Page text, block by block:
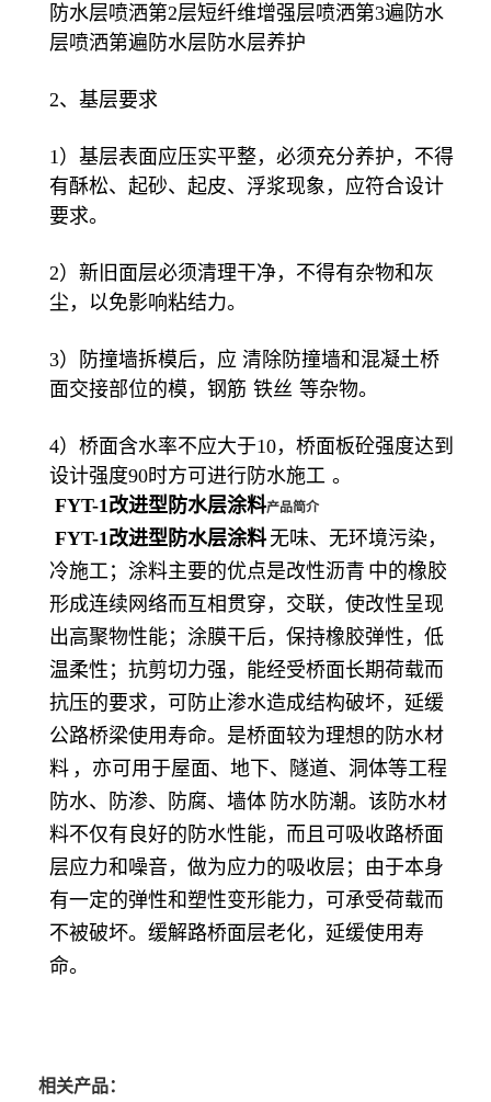
防水层喷洒第2层短纤维增强层喷洒第3遍防水
层喷洒第遍防水层防水层养护
2、基层要求
1）基层表面应压实平整，必须充分养护，不得
有酥松、起砂、起皮、浮浆现象，应符合设计
要求。
2）新旧面层必须清理干净，不得有杂物和灰
尘，以免影响粘结力。
3）防撞墙拆模后，应 清除防撞墙和混凝土桥
面交接部位的模， 钢筋 铁丝 等杂物。
4）桥面含水率不应大于10，桥面板砼强度达到
设计强度90时方可进行防水施工 。
FYT-1改进型防水层涂料产品简介
FYT-1改进型防水层涂料 无味、无环境污染，
冷施工；涂料主要的优点是改性沥青 中的橡胶
形成连续网络而互相贯穿，交联，使改性呈现
出高聚物性能；涂膜干后，保持橡胶弹性，低
温柔性；抗剪切力强，能经受桥面长期荷载而
抗压的要求，可防止渗水造成结构破坏，延缓
公路桥梁使用寿命。是桥面较为理想的 防水材
料 ，亦可用于屋面、地下、隧道、洞体等工程
防水、防渗、防腐、 墙体 防水防潮。该防水材
料不仅有良好的防水性能，而且可吸收路桥面
层应力和噪音，做为应力的吸收层；由于本身
有一定的弹性和塑性变形能力，可承受荷载而
不被破坏。缓解路桥面层老化，延缓使用寿
命。
相关产品：